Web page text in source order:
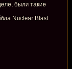
были такие
Nuclear Blast